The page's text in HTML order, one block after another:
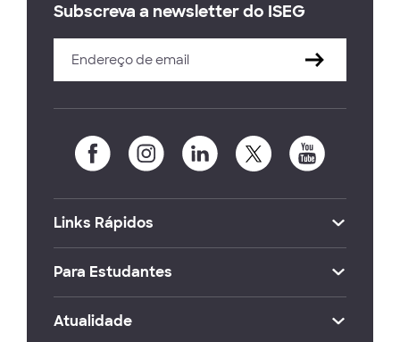
Subscreva a newsletter do ISEG
Links Rápidos
Para Estudantes
Atualidade